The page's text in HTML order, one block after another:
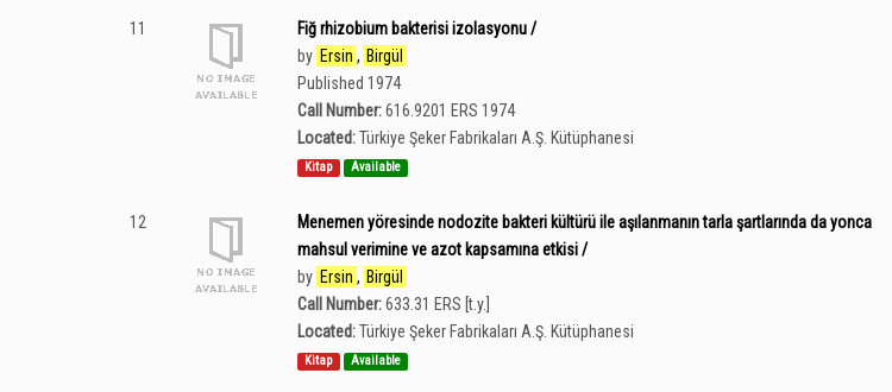
11
Fiğ rhizobium bakterisi izolasyonu /
by Ersin , Birgül
Published 1974
Call Number:616.9201 ERS 1974
Located:Türkiye Şeker Fabrikaları A.Ş. Kütüphanesi
Kitap Available
12
Menemen yöresinde nodozite bakteri kültürü ile aşılanmanın tarla şartlarında da yonca
mahsul verimine ve azot kapsamına etkisi /
by Ersin , Birgül
Call Number:633.31 ERS [t.y.]
Located:Türkiye Şeker Fabrikaları A.Ş. Kütüphanesi
Kitap Available